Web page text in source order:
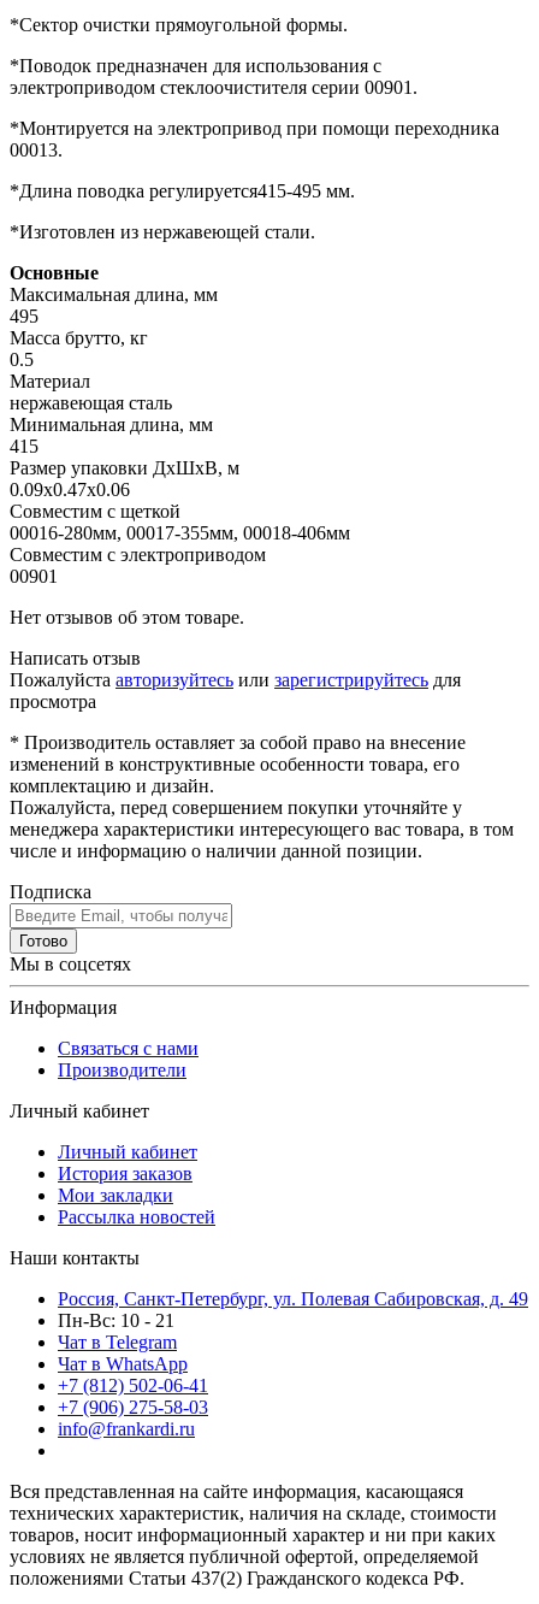
*Сектор очистки прямоугольной формы.
*Поводок предназначен для использования с
электроприводом стеклоочистителя серии 00901.
*Монтируется на электропривод при помощи переходника
00013.
*Длина поводка регулируется415-495 мм.
*Изготовлен из нержавеющей стали.
Основные
Максимальная длина, мм
495
Масса брутто, кг
0.5
Материал
нержавеющая сталь
Минимальная длина, мм
415
Размер упаковки ДхШхВ, м
0.09x0.47x0.06
Совместим с щеткой
00016-280мм, 00017-355мм, 00018-406мм
Совместим с электроприводом
00901
Нет отзывов об этом товаре.
Написать отзыв
Пожалуйста авторизуйтесь или зарегистрируйтесь для
просмотра
* Производитель оставляет за собой право на внесение
изменений в конструктивные особенности товара, его
комплектацию и дизайн.
Пожалуйста, перед совершением покупки уточняйте у
менеджера характеристики интересующего вас товара, в том
числе и информацию о наличии данной позиции.
Подписка
Готово
Мы в соцсетях
Информация
Связаться с нами
Производители
Личный кабинет
Личный кабинет
История заказов
Мои закладки
Рассылка новостей
Наши контакты
Россия, Санкт-Петербург, ул. Полевая Сабировская, д. 49
Пн-Вс: 10 - 21
Чат в Telegram
Чат в WhatsApp
+7 (812) 502-06-41
+7 (906) 275-58-03
info@frankardi.ru
Вся представленная на сайте информация, касающаяся
технических характеристик, наличия на складе, стоимости
товаров, носит информационный характер и ни при каких
условиях не является публичной офертой, определяемой
положениями Статьи 437(2) Гражданского кодекса РФ.